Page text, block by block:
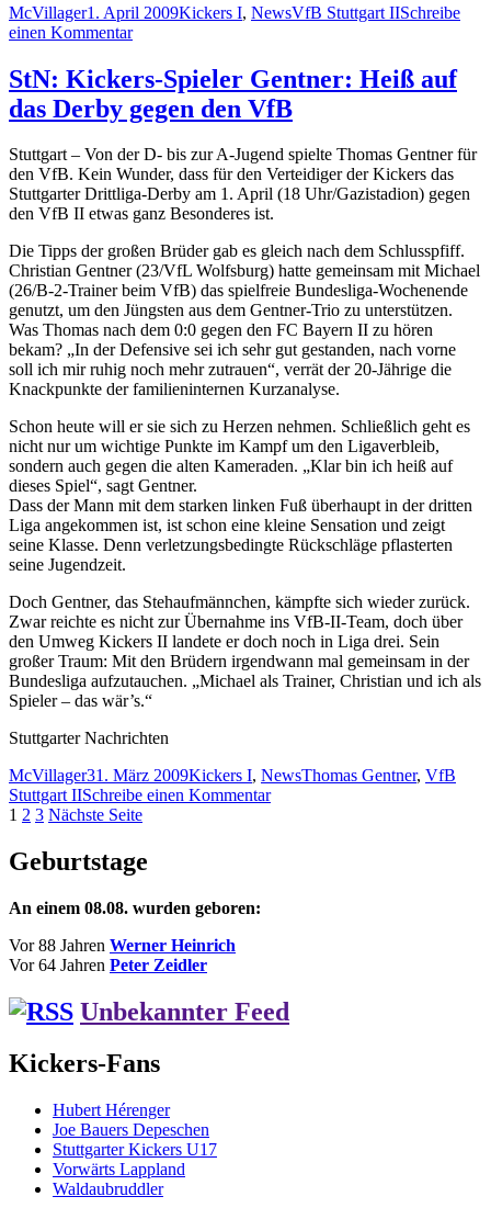
Autor
McVillagerVeröffentlicht
am
1. April 2009Kategorien
Kickers I, NewsSchlagwörter
VfB Stuttgart IISchreibe
einen Kommentarzu
erwartet
„Feuer
und
StN: Kickers-Spieler Gentner: Heiß auf
das Derby gegen den VfB
Stuttgart – Von der D- bis zur A-Jugend spielte Thomas Gentner für
den VfB. Kein Wunder, dass für den Verteidiger der Kickers das
Stuttgarter Drittliga-Derby am 1. April (18 Uhr/Gazistadion) gegen
den VfB II etwas ganz Besonderes ist.
Die Tipps der großen Brüder gab es gleich nach dem Schlusspfiff.
Christian Gentner (23/VfL Wolfsburg) hatte gemeinsam mit Michael
(26/B-2-Trainer beim VfB) das spielfreie Bundesliga-Wochenende
genutzt, um den Jüngsten aus dem Gentner-Trio zu unterstützen.
Was Thomas nach dem 0:0 gegen den FC Bayern II zu hören
bekam? „In der Defensive sei ich sehr gut gestanden, nach vorne
soll ich mir ruhig noch mehr zutrauen“, verrät der 20-Jährige die
Knackpunkte der familieninternen Kurzanalyse.
Schon heute will er sie sich zu Herzen nehmen. Schließlich geht es
nicht nur um wichtige Punkte im Kampf um den Ligaverbleib,
sondern auch gegen die alten Kameraden. „Klar bin ich heiß auf
dieses Spiel“, sagt Gentner.
Dass der Mann mit dem starken linken Fuß überhaupt in der dritten
Liga angekommen ist, ist schon eine kleine Sensation und zeigt
seine Klasse. Denn verletzungsbedingte Rückschläge pflasterten
seine Jugendzeit.
Doch Gentner, das Stehaufmännchen, kämpfte sich wieder zurück.
Zwar reichte es nicht zur Übernahme ins VfB-II-Team, doch über
den Umweg Kickers II landete er doch noch in Liga drei. Sein
großer Traum: Mit den Brüdern irgendwann mal gemeinsam in der
Bundesliga aufzutauchen. „Michael als Trainer, Christian und ich als
Spieler – das wär’s.“
Stuttgarter Nachrichten
Autor
McVillagerVeröffentlicht
am
31. März 2009Kategorien
Kickers I, NewsSchlagwörter
Thomas Gentner, VfB
Stuttgart IISchreibe einen Kommentarzu
VfB
Beitragsnavigation
Seite
1 Seite
2 Seite
3 Nächste Seite
Geburtstage
An einem 08.08. wurden geboren:
Vor 88 Jahren Werner Heinrich
Vor 64 Jahren Peter Zeidler
Unbekannter Feed
Kickers-Fans
Hubert Hérenger
Joe Bauers Depeschen
Stuttgarter Kickers U17
Vorwärts Lappland
Waldaubruddler